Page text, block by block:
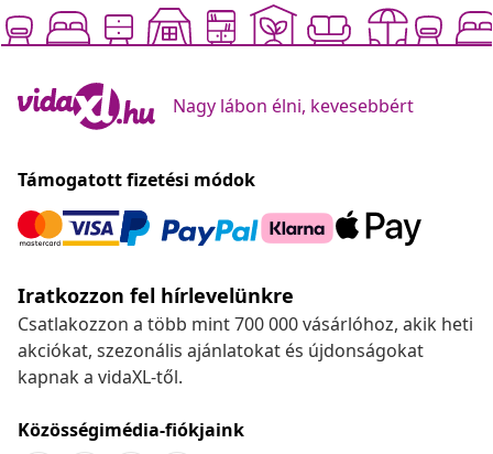
Nagy lábon élni, kevesebbért
Támogatott fizetési módok
Iratkozzon fel hírlevelünkre
Csatlakozzon a több mint 700 000 vásárlóhoz, akik heti
akciókat, szezonális ajánlatokat és újdonságokat
kapnak a vidaXL-től.
Közösségimédia-fiókjaink